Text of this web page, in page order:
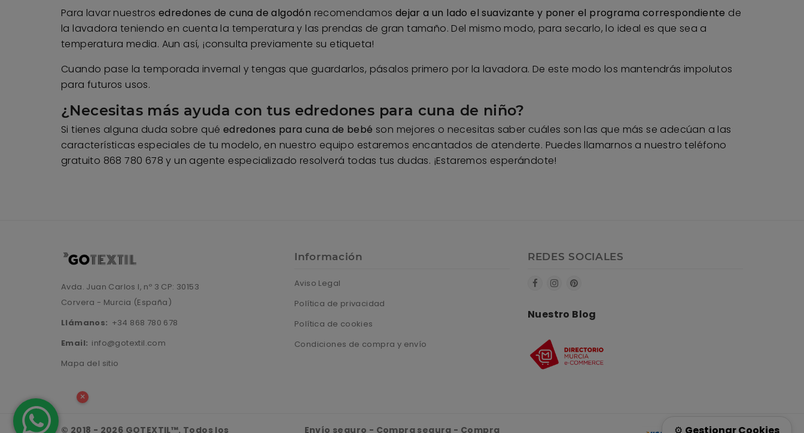
Para lavar nuestros edredones de cuna de algodón recomendamos dejar a un lado el suavizante y poner el programa correspondiente de
la lavadora teniendo en cuenta la temperatura y las prendas de gran tamaño. Del mismo modo, para secarlo, lo ideal es que sea a
temperatura media. Aun así, ¡consulta previamente su etiqueta!
Cuando pase la temporada invernal y tengas que guardarlos, pásalos primero por la lavadora. De este modo los mantendrás impolutos
para futuros usos.
¿Necesitas más ayuda con tus edredones para cuna de niño?
Si tienes alguna duda sobre qué edredones para cuna de bebé son mejores o necesitas saber cuáles son las que más se adecúan a las
características especiales de tu modelo, en nuestro equipo estaremos encantados de atenderte. Puedes llamarnos a nuestro teléfono
gratuito 868 780 678 y un agente especializado resolverá todas tus dudas. ¡Estaremos esperándote!
×
Avda. Juan Carlos I, nº 3 CP: 30153
Corvera - Murcia (España)
Llámanos: +34 868 780 678
Email: info@gotextil.com
Mapa del sitio
Información
Aviso Legal
Política de privacidad
Política de cookies
Condiciones de compra y envío
REDES SOCIALES
Nuestro Blog
© 2018 - 2026 GOTEXTIL™. Todos los Envío seguro - Compra segura - Compra